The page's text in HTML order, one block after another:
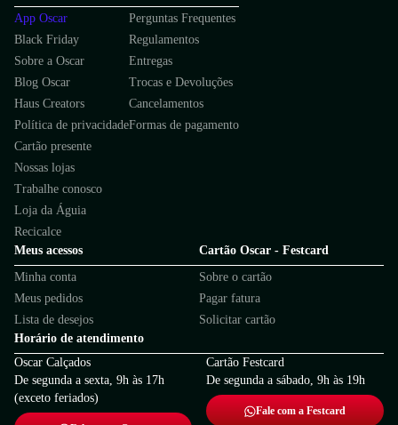
App Oscar
Black Friday
Sobre a Oscar
Blog Oscar
Haus Creators
Política de privacidade
Cartão presente
Nossas lojas
Trabalhe conosco
Loja da Águia
Recicalce
Perguntas Frequentes
Regulamentos
Entregas
Trocas e Devoluções
Cancelamentos
Formas de pagamento
Meus acessos
Minha conta
Meus pedidos
Lista de desejos
Cartão Oscar - Festcard
Sobre o cartão
Pagar fatura
Solicitar cartão
Horário de atendimento
Oscar Calçados
De segunda a sexta, 9h às 17h
(exceto feriados)
Cartão Festcard
De segunda a sábado, 9h às 19h
Fale com a Festcard